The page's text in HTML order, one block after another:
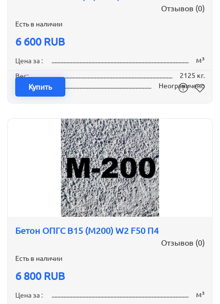
Отзывов (0)
Есть в наличии
6 600 RUB
Цена за : м³
Вес:
2125 кг.
Наличие:
Неограничено
Купить
Бетон ОПГС B15 (М200) W2 F50 П4
Отзывов (0)
Есть в наличии
6 800 RUB
Цена за : м³